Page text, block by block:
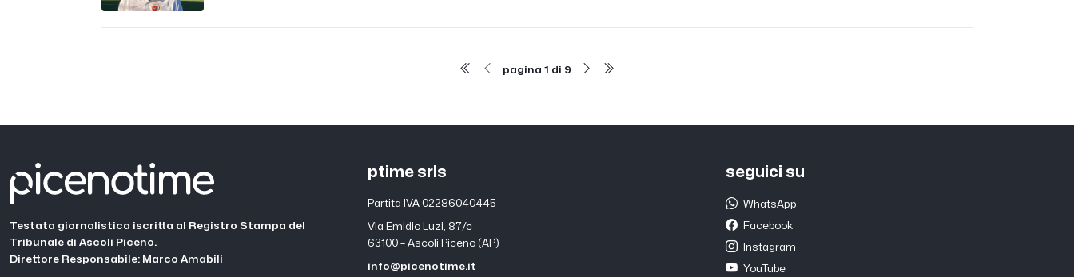
pagina 1 di 9
Testata giornalistica iscritta al Registro Stampa del
Tribunale di Ascoli Piceno.
Direttore Responsabile: Marco Amabili
ptime srls
Partita IVA 02286040445
Via Emidio Luzi, 87/c
63100 – Ascoli Piceno (AP)
info@picenotime.it
seguici su
WhatsApp
Facebook
Instagram
YouTube